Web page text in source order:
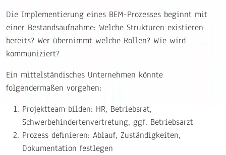
Die Implementierung eines BEM-Prozesses beginnt mit
einer Bestandsaufnahme: Welche Strukturen existieren
bereits? Wer übernimmt welche Rollen? Wie wird
kommuniziert?
Ein mittelständisches Unternehmen könnte
folgendermaßen vorgehen:
Projektteam bilden: HR, Betriebsrat,
Schwerbehindertenvertretung, ggf. Betriebsarzt
Prozess definieren: Ablauf, Zuständigkeiten,
Dokumentation festlegen